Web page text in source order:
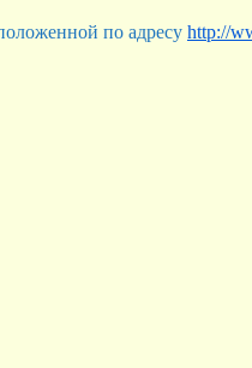
по адресу http://